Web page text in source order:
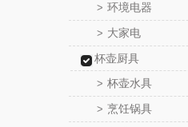
> 环境电器
> 大家电
杯壶厨具
> 杯壶水具
> 烹饪锅具